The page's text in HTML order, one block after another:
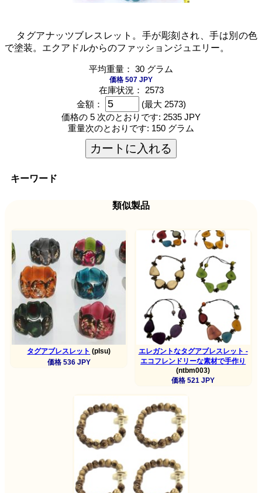
タグアナッツブレスレット。手が彫刻され、手は別の色
で塗装。エクアドルからのファッションジュエリー。
平均重量： 30 グラム
価格 507 JPY
在庫状況： 2573
金額：
(最大 2573)
価格の 5 次のとおりです: 2535 JPY
重量次のとおりです: 150 グラム
カートに入れる
キーワード
類似製品
タグアブレスレット (plsu)
価格 536 JPY
エレガントなタグアブレスレット -
エコフレンドリーな素材で手作り
(ntbm003)
価格 521 JPY